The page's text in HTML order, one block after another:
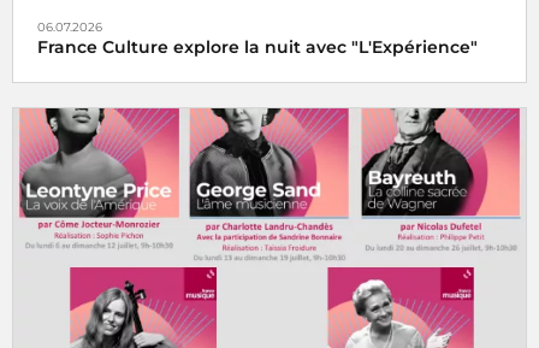
06.07.2026
France Culture explore la nuit avec "L'Expérience"